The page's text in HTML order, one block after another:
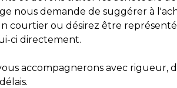
nous demande de suggérer à
courtier ou désirez être
ci directement.
accompagnerons avec rigueur,